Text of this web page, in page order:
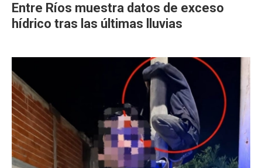
Entre Ríos muestra datos de exceso
hídrico tras las últimas lluvias